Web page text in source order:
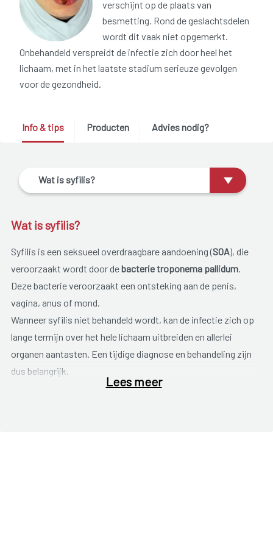
verschijnt op de plaats van
besmetting. Rond de geslachtsdelen
wordt dit vaak niet opgemerkt.
Onbehandeld verspreidt de infectie zich door heel het
lichaam, met in het laatste stadium serieuze gevolgen
voor de gezondheid.
Info & tips Producten Advies nodig?
Wat is syfilis?
Wat is syfilis?
Syfilis is een seksueel overdraagbare aandoening (SOA), die
veroorzaakt wordt door debacterie troponema pallidum.
Deze bacterie veroorzaakt een ontsteking aan de penis,
vagina, anus of mond.
Wanneer syfilis niet behandeld wordt, kan de infectie zich op
lange termijn over het hele lichaam uitbreiden en allerlei
organen aantasten. Een tijdige diagnose en behandeling zijn
dus belangrijk.
De symptomen van syfilis zijn niet altijd duidelijk en
Lees meer